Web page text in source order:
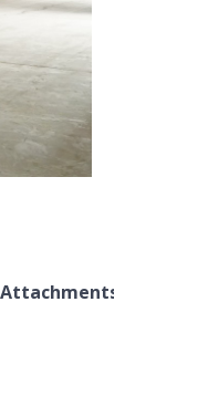
Attachments